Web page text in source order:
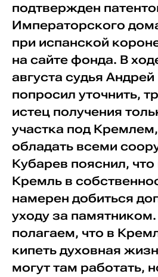
подтвержден
Императорского
при испанской
на сайте фонда. В
августа судья
попросил уточнить,
истец получения
участка под
обладать всеми
Кубарев пояснил, что
Кремль в
намерен добиться
уходу за
полагаем, что в
кипеть духовная
могут там работать,